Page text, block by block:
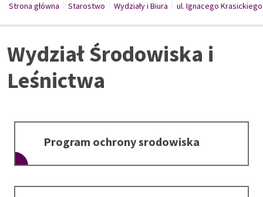
Strona główna /
Starostwo /
Wydziały i Biura /
ul. Ignacego
Wydział Środowiska i
Leśnictwa
Program ochrony srodowiska